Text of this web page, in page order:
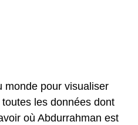
monde pour visualiser
les données dont
où Abdurrahman est